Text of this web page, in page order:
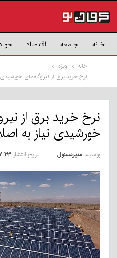
خانه جامعه اقتصاد
خانه
ویژه
نرخ خرید برق از نیروگاه‌های خورشیدی
نرخ خرید برق از
خورشیدی نیاز به
بوسیله مدیرمسئول تاریخ انتشار ۰۷:۲۳ - ۲۳